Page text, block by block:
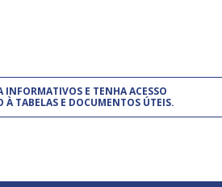
INFORMATIVOS E TENHA ACESSO
À TABELAS E DOCUMENTOS ÚTEIS.